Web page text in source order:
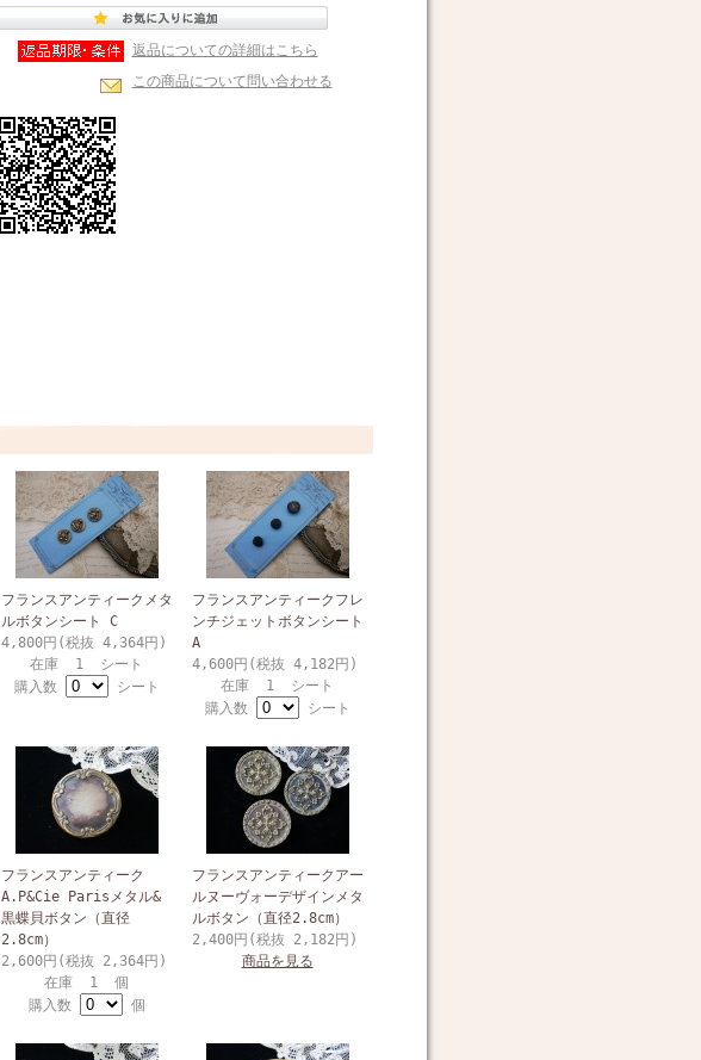
返品についての詳細はこちら
この商品について問い合わせる
フランスアンティークメタ
ルボタンシート C
4,800円(税抜 4,364円)
在庫 1 シート
購入数
シート
フランスアンティークフレ
ンチジェットボタンシート
A
4,600円(税抜 4,182円)
在庫 1 シート
購入数
シート
フランスアンティーク
A.P&Cie Parisメタル&
黒蝶貝ボタン（直径
2.8cm）
2,600円(税抜 2,364円)
在庫 1 個
購入数
個
フランスアンティークアー
ルヌーヴォーデザインメタ
ルボタン（直径2.8cm）
2,400円(税抜 2,182円)
商品を見る